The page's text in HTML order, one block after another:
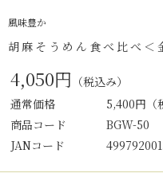
風味豊か
胡麻そうめん食べ比べ
4,050円 （税込み）
通常価格
5,400円
商品コード
BGW-50
JANコード